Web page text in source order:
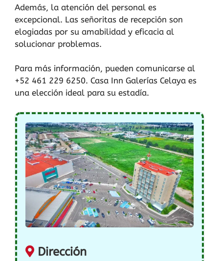
Además, la atención del personal es
excepcional. Las señoritas de recepción son
elogiadas por su amabilidad y eficacia al
solucionar problemas.
Para más información, pueden comunicarse al
+52 461 229 6250. Casa Inn Galerías Celaya es
una elección ideal para su estadía.
Dirección